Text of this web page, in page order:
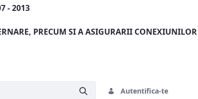
- 2013
PRECUM SI A ASIGURARII CONEXIUNILOR
Autentifica-te